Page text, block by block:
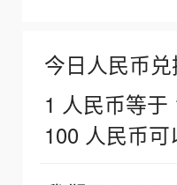
今日人民币兑
1 人民币等于
100 人民币可